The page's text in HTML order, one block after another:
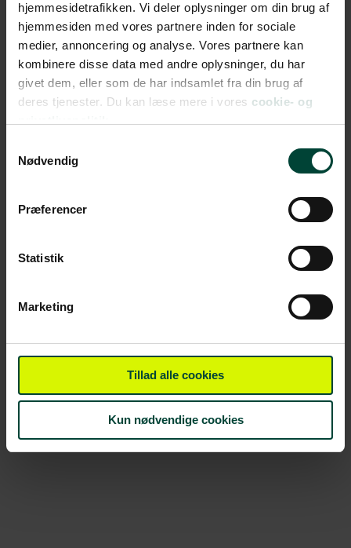
hjemmesidetrafikken. Vi deler oplysninger om din brug af
hjemmesiden med vores partnere inden for sociale
medier, annoncering og analyse. Vores partnere kan
kombinere disse data med andre oplysninger, du har
givet dem, eller som de har indsamlet fra din brug af
deres tjenester. Du kan læse mere i vores cookie- og
Nødvendig
Præferencer
Statistik
Marketing
Tillad alle cookies
Kun nødvendige cookies
Luksuskrydstogt gennem
Panamakanalen – fra
Tampa
Afrejse fra København
FRA 39.995 DKK